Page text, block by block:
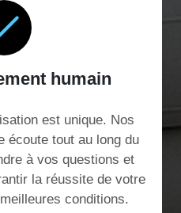
humain
est unique. Nos
écoute tout au long du
à vos questions et
la réussite de votre
conditions.